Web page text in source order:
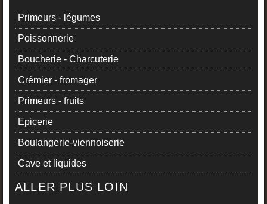
Primeurs - légumes
Poissonnerie
Boucherie - Charcuterie
Crémier - fromager
Primeurs - fruits
Epicerie
Boulangerie-viennoiserie
Cave et liquides
ALLER PLUS LOIN